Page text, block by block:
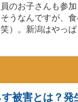
のお子さんも参
うなんですが、
）。新潟はやっぱ
被害とは？発